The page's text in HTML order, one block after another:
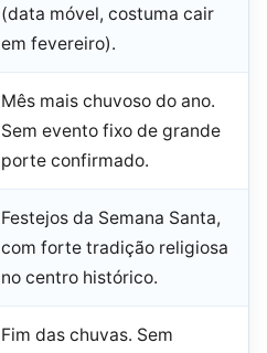
(data móvel, costuma cair
em fevereiro).
Mês mais chuvoso do ano.
Sem evento fixo de grande
porte confirmado.
Festejos da Semana Santa,
com forte tradição religiosa
no centro histórico.
Fim das chuvas. Sem